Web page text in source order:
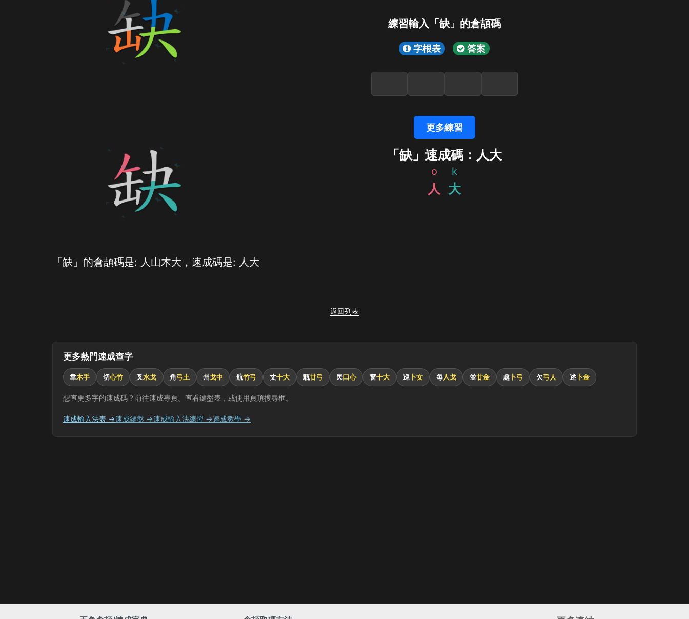
練習輸入「缺」的倉頡碼
字根表 答案
更多練習
「缺」速成碼：人大
o
人
k
大
「缺」的倉頡碼是: 人山木大，速成碼是: 人大
返回列表
更多熱門速成查字
韋木手 切心竹 叉水戈 角弓土 州戈中 航竹弓 丈十大 瓶廿弓 民口心 窗十大 巡 卜女 每人戈 並廿金 處 卜弓 欠弓人 述 卜金
想查更多字的速成碼？前往速成專頁、查看鍵盤表，或使用頁頂搜尋框。
速成輸入法表 →速成鍵盤 →速成輸入法練習 →速成教學 →